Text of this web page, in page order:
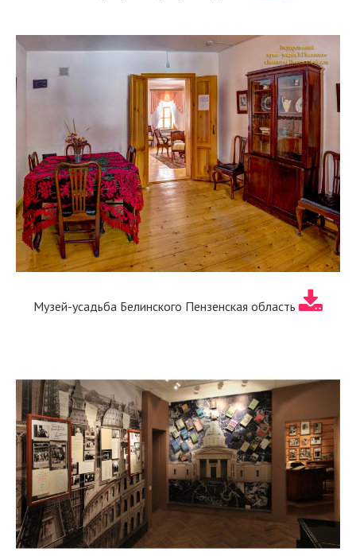
Музей-усадьба Белинского Пензенская область